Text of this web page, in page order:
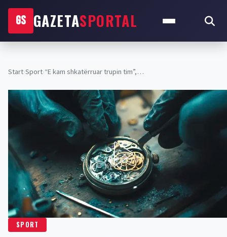
GS GAZETASPORTAL
Start›Sport›“E kam shkatërruar trupin tim”,…
SPORT